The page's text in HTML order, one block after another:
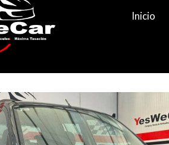
Inicio
Mazda2 1.2 75cv 2005